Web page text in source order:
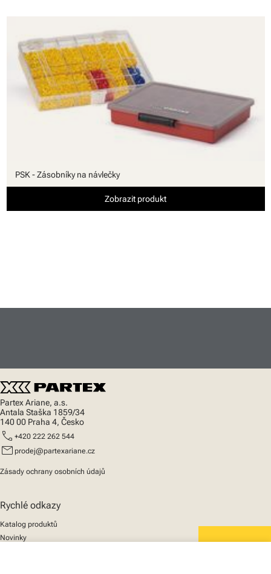
PSK - Zásobníky na návlečky
Zobrazit produkt
Partex Ariane, a.s.
Antala Staška 1859/34
140 00 Praha 4, Česko
call +420 222 262 544
mail prodej@partexariane.cz
Zásady ochrany osobních údajů
Rychlé odkazy
Katalog produktů
Novinky